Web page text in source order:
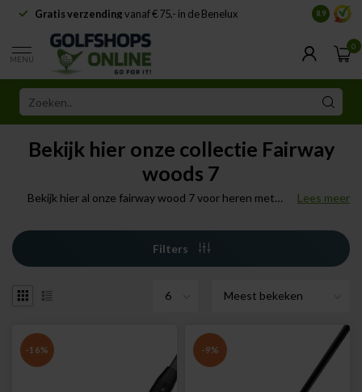
Gratis verzendingvanaf € 75,- in de Benelux 8.9
MENU
0
Bekijk hier onze collectie Fairway
woods 7
Bekijk hier al onze fairway wood 7 voor heren met
nog veel meer.
Lees meer
Filters
-16% -9%